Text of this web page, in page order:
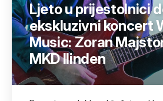
Ljeto u prijestolnici
ekskluzivni koncert
Music: Zoran
MKD Ilinden